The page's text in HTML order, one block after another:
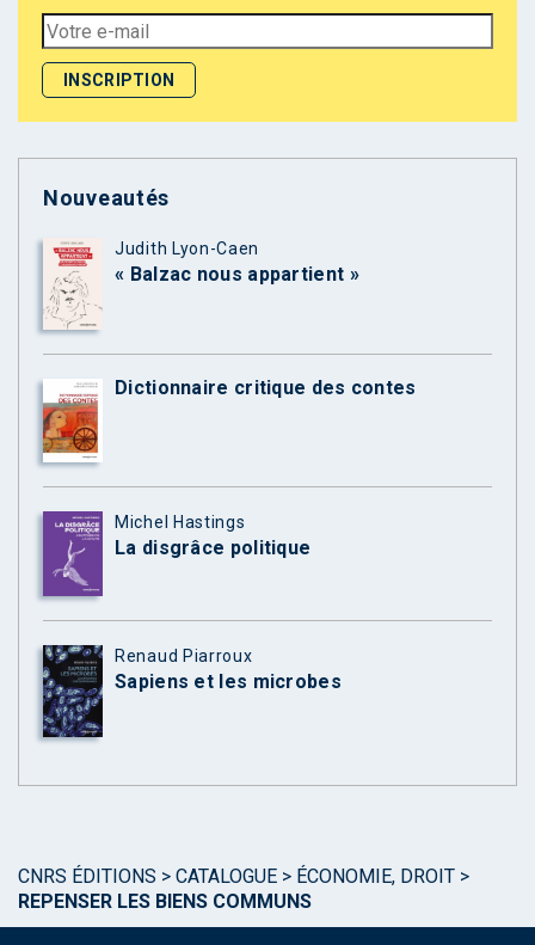
Nouveautés
Judith Lyon-Caen
« Balzac nous appartient »
Dictionnaire critique des contes
Michel Hastings
La disgrâce politique
Renaud Piarroux
Sapiens et les microbes
CNRS ÉDITIONS > CATALOGUE > ÉCONOMIE, DROIT >
REPENSER LES BIENS COMMUNS